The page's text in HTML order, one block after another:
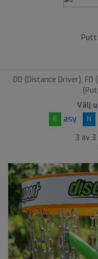
Putt
DD (Distance Driver),
Välj
E
asy N
3 av